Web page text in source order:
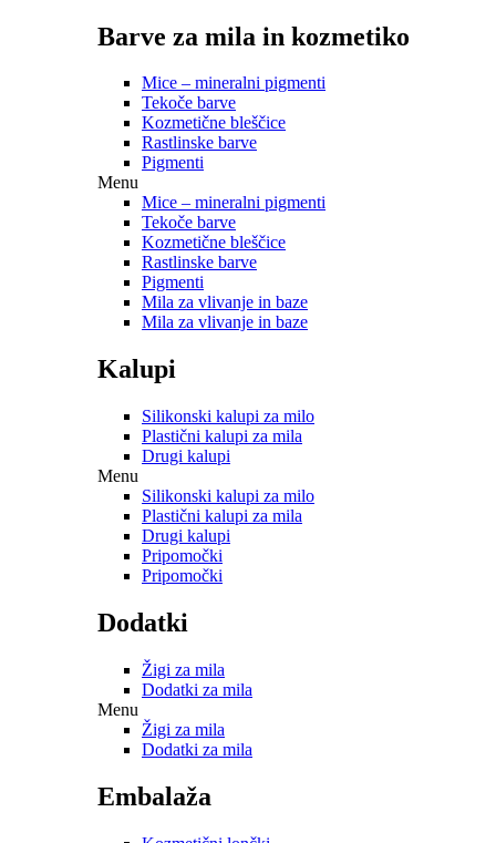
Barve za mila in kozmetiko
Mice – mineralni pigmenti
Tekoče barve
Kozmetične bleščice
Rastlinske barve
Pigmenti
Menu
Mice – mineralni pigmenti
Tekoče barve
Kozmetične bleščice
Rastlinske barve
Pigmenti
Mila za vlivanje in baze
Mila za vlivanje in baze
Kalupi
Silikonski kalupi za milo
Plastični kalupi za mila
Drugi kalupi
Menu
Silikonski kalupi za milo
Plastični kalupi za mila
Drugi kalupi
Pripomočki
Pripomočki
Dodatki
Žigi za mila
Dodatki za mila
Menu
Žigi za mila
Dodatki za mila
Embalaža